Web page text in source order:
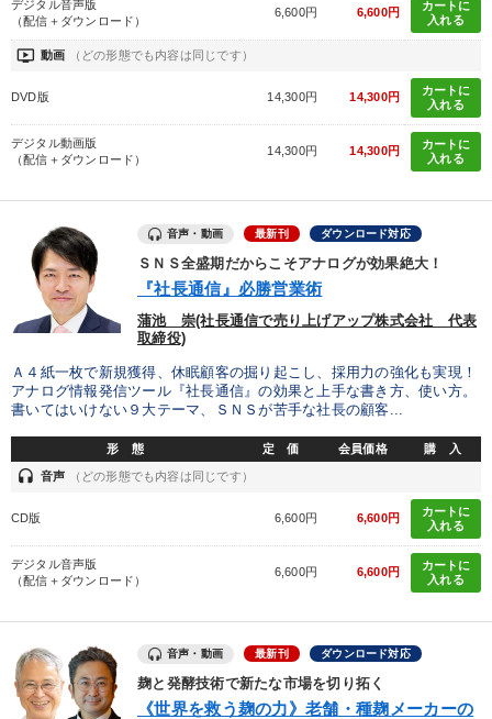
目的別
財務・数字力の向上 財務・数字力の向上
パフォーマンス向上 組織を強化したい
キーワード
入門篇 リピート 理念・パーパス 経済予測
井上和弘 伝統・文化
すべての音声・動画（全2077タイトル）からお探しいただけます
タグ・キーワード
運勢・先見 プロ経営者
地方企業の勝ち方 松下幸之助 マネジメント
デジタル音声版
（配信＋ダウンロード）
6,600円 6,600円
カートに
入れる
ondemand_video 動画 （どの形態でも内容は同じです）
DVD版 14,300円 14,300円
カートに
入れる
デジタル動画版
（配信＋ダウンロード）
14,300円 14,300円
カートに
入れる
音声・動画 最新刊 ダウンロード対応
ＳＮＳ全盛期だからこそアナログが効果絶大！
『社長通信』必勝営業術
蒲池 崇(社長通信で売り上げアップ株式会社 代表
取締役)
Ａ４紙一枚で新規獲得、休眠顧客の掘り起こし、採用力の強化も実現！
アナログ情報発信ツール『社長通信』の効果と上手な書き方、使い方。
書いてはいけない９大テーマ、ＳＮＳが苦手な社長の顧客...
形 態 定 価 会員価格 購 入
headset 音声 （どの形態でも内容は同じです）
CD版 6,600円 6,600円
カートに
入れる
デジタル音声版
（配信＋ダウンロード）
6,600円 6,600円
カートに
入れる
音声・動画 最新刊 ダウンロード対応
麹と発酵技術で新たな市場を切り拓く
《世界を救う麹の力》老舗・種麹メーカーの